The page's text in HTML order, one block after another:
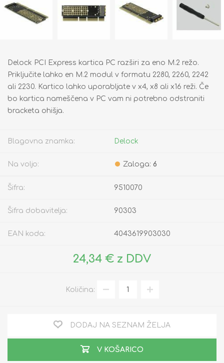
Delock PCI Express kartica PC razširi za eno M.2 režo.
Priključite lahko en M.2 modul v formatu 2280, 2260, 2242
ali 2230. Kartico lahko uporabljate v x4, x8 ali x16 reži. Če
bo kartica nameščena v PC vam ni potrebno odstraniti
bracketa ohišja.
Blagovna znamka: Delock
Na voljo: Zaloga: 6
Šifra: 9510070
Šifra dobavitelja: 90303
EAN koda: 4043619903030
24,34 € z DDV
Količina:
DODAJ NA SEZNAM ŽELJA
V KOŠARICO